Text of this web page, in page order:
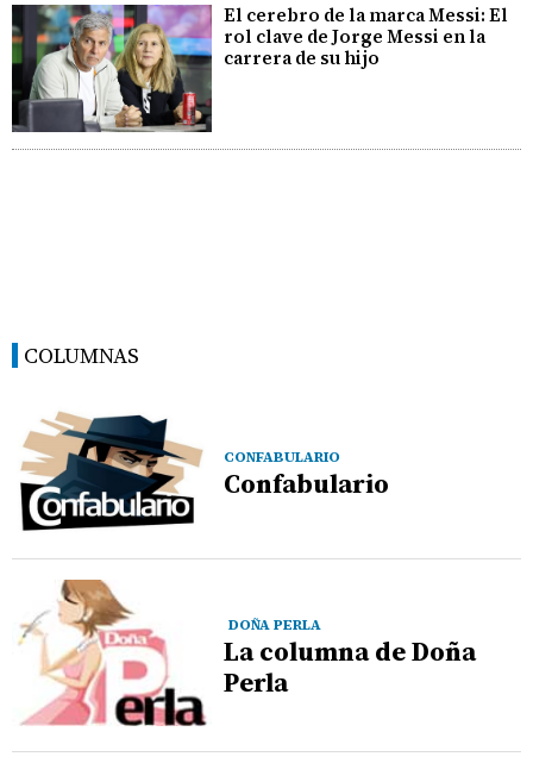
El cerebro de la marca Messi: El
rol clave de Jorge Messi en la
carrera de su hijo
COLUMNAS
CONFABULARIO
Confabulario
DOÑA PERLA
La columna de Doña
Perla